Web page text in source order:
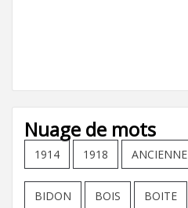
Nuage de mots
1914 1918 ANCIENNE
BIDON BOIS BOITE